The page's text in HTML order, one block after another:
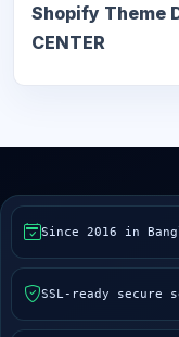
Shopify Theme
CENTER
Since 2016 in
SSL-ready secure